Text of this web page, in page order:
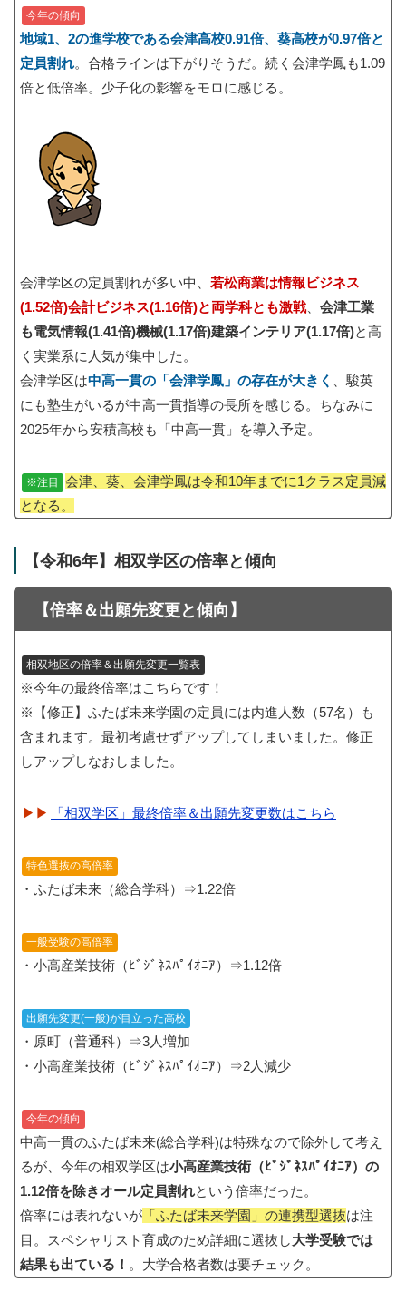
今年の傾向
地域1、2の進学校である会津高校0.91倍、葵高校が0.97倍と
定員割れ。合格ラインは下がりそうだ。続く会津学鳳も1.09
倍と低倍率。少子化の影響をモロに感じる。
会津学区の定員割れが多い中、 若松商業は情報ビジネス
(1.52倍)会計ビジネス(1.16倍)と両学科とも激戦、 会津工業
も電気情報(1.41倍)機械(1.17倍)建築インテリア(1.17倍)と高
く実業系に人気が集中した。
会津学区は中高一貫の「会津学鳳」の存在が大きく
、駿英
にも塾生がいるが中高一貫指導の長所を感じる。ちなみに
2025年から安積高校も「中高一貫」を導入予定。
※注目
会津、葵、会津学鳳は令和10年までに1クラス定員減
となる。
【令和6年】相双学区の倍率と傾向
【倍率＆出願先変更と傾向】
相双地区の倍率＆出願先変更一覧表
※今年の最終倍率はこちらです！
※【修正】ふたば未来学園の定員には内進人数（57名）も
含まれます。最初考慮せずアップしてしまいました。修正
しアップしなおしました。
「相双学区」最終倍率＆出願先変更数はこちら
特色選抜の高倍率
・ふたば未来（総合学科）⇒1.22倍
一般受験の高倍率
・小高産業技術（ﾋﾞｼﾞﾈｽﾊﾟｲｵﾆｱ）⇒1.12倍
出願先変更(一般)が目立った高校
・原町（普通科）⇒3人増加
・小高産業技術（ﾋﾞｼﾞﾈｽﾊﾟｲｵﾆｱ）⇒2人減少
今年の傾向
中高一貫のふたば未来(総合学科)は特殊なので除外して考え
るが、今年の相双学区は小高産業技術（ﾋﾞｼﾞﾈｽﾊﾟｲｵﾆｱ）の
1.12倍を除きオール定員割れという倍率だった。
倍率には表れないが 「ふたば未来学園」の連携型選抜は注
目。スペシャリスト育成のため詳細に選抜し大学受験では
結果も出ている！ 。大学合格者数は要チェック。